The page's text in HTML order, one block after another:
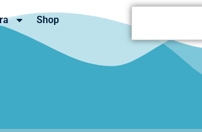
Shop